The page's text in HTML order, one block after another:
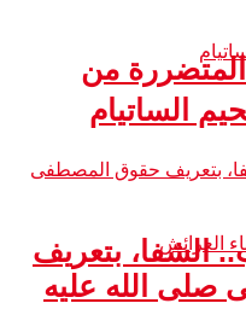
من
الساتيام
الشفا، بتعريف
الله عليه